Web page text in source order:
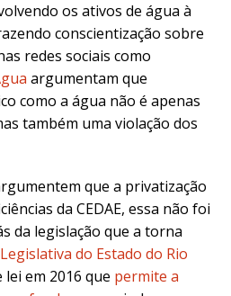
os ativos de água à
conscientização sobre
redes sociais como
argumentam que
como a água não é apenas
também uma violação dos
que a privatização
da CEDAE, essa não foi
da legislação que a torna
do Estado do Rio
em 2016 que permite a